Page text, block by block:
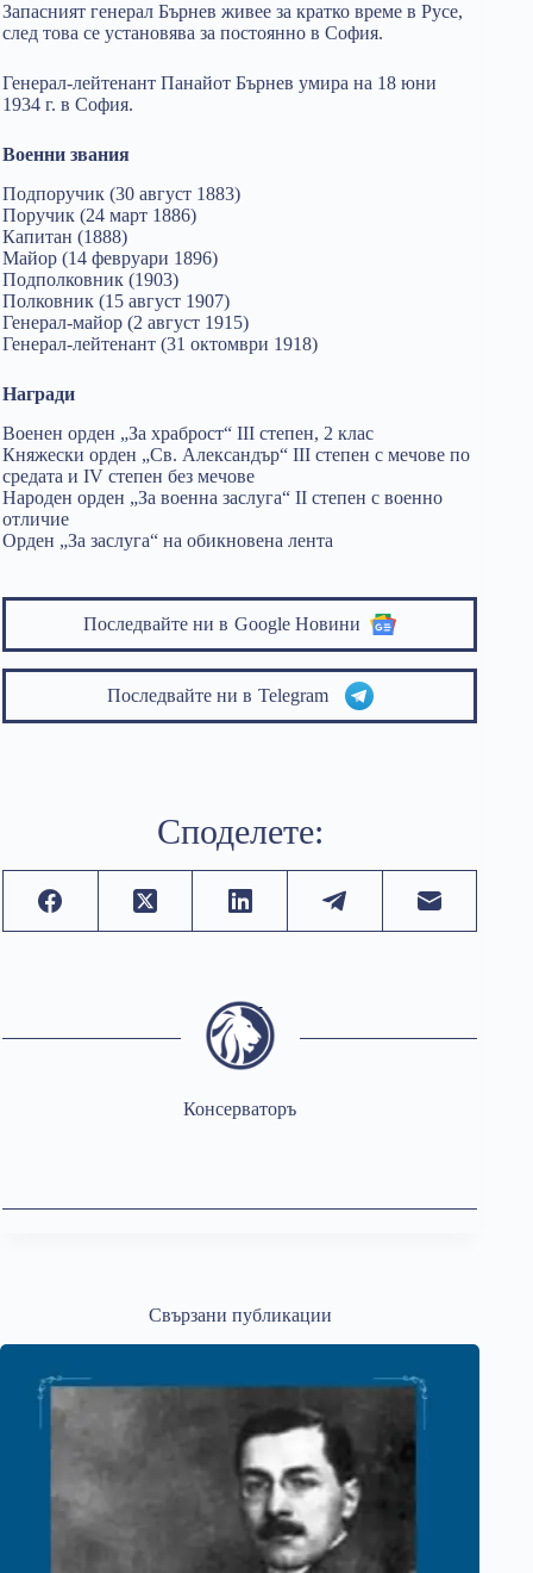
Запасният генерал Бърнев живее за кратко време в Русе,
след това се установява за постоянно в София.
Генерал-лейтенант Панайот Бърнев умира на 18 юни
1934 г. в София.
Военни звания
Подпоручик (30 август 1883)
Поручик (24 март 1886)
Капитан (1888)
Майор (14 февруари 1896)
Подполковник (1903)
Полковник (15 август 1907)
Генерал-майор (2 август 1915)
Генерал-лейтенант (31 октомври 1918)
Награди
Военен орден „За храброст“ III степен, 2 клас
Княжески орден „Св. Александър“ III степен с мечове по
средата и IV степен без мечове
Народен орден „За военна заслуга“ II степен с военно
отличие
Орден „За заслуга“ на обикновена лента
Последвайте ни в Google Новини
Последвайте ни в Telegram
Споделете:
Консерваторъ
Свързани публикации